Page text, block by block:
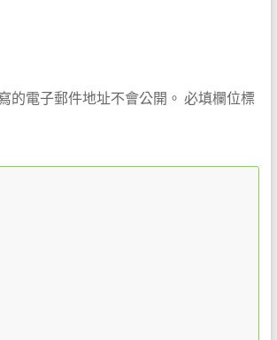
的電子郵件地址不會公開。 必填欄位標